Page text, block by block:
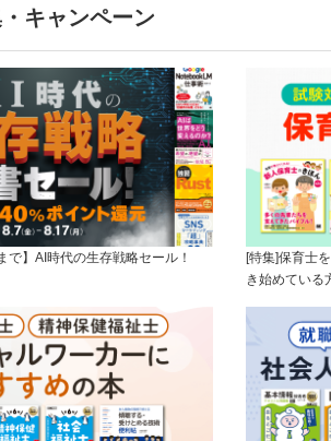
キャンペーン
で】AI時代の生存戦略セール！
[特集]保育士
き始めてい